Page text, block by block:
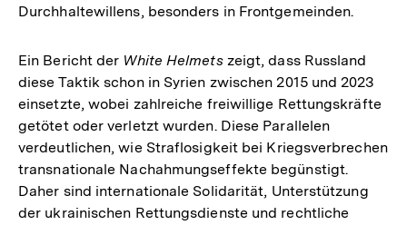
Durchhaltewillens, besonders in Frontgemeinden.
Ein Bericht der White Helmetszeigt, dass Russland
diese Taktik schon in Syrien zwischen 2015 und 2023
einsetzte, wobei zahlreiche freiwillige Rettungskräfte
getötet oder verletzt wurden. Diese Parallelen
verdeutlichen, wie Straflosigkeit bei Kriegsverbrechen
transnationale Nachahmungseffekte begünstigt.
Daher sind internationale Solidarität, Unterstützung
der ukrainischen Rettungsdienste und rechtliche